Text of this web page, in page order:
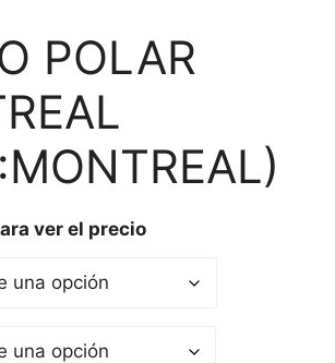
POLAR
ver el precio